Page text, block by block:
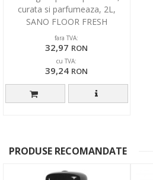
curata si parfumeaza, 2L,
SANO FLOOR FRESH
PASSIFLORA
fara TVA:
32,97 RON
cu TVA:
39,24 RON
PRODUSE RECOMANDATE